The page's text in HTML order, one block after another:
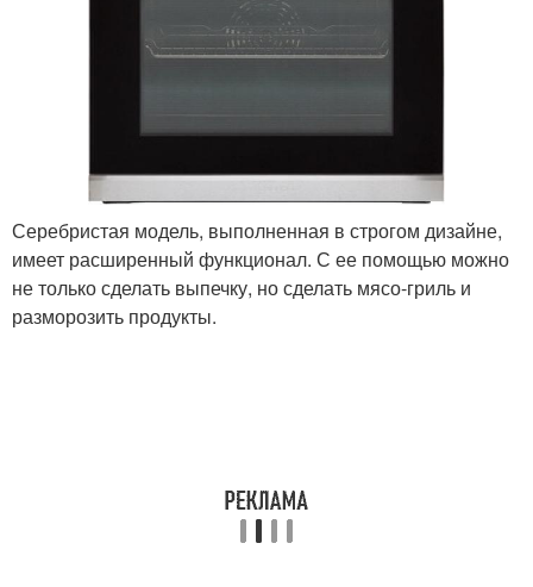
Серебристая модель, выполненная в строгом дизайне,
имеет расширенный функционал. С ее помощью можно
не только сделать выпечку, но сделать мясо-гриль и
разморозить продукты.